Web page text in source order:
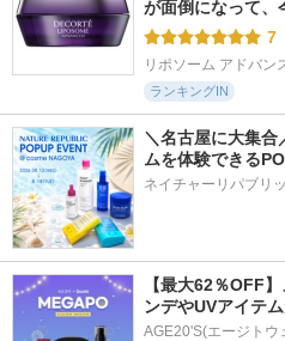
が面倒になって
7
リポソーム アドバン
ランキングIN
＼名古屋に大集合
ムを体験できる
ネイチャーリパブリ
【最大62％OFF
ンデやUVアイテ
AGE20'S(エージトウ